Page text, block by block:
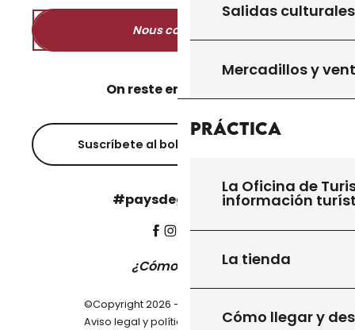
Salidas culturales
Mercadillos y
Práctica
La Oficina de
información
La tienda
Cómo llegar y
Nous contacter
On reste en contact ?
Suscríbete al boletín informativo
#paysdegourdon !
¿Cómo llegar?
©Copyright 2026 - Pays de Gourdon
Aviso legal y política de privacidad-